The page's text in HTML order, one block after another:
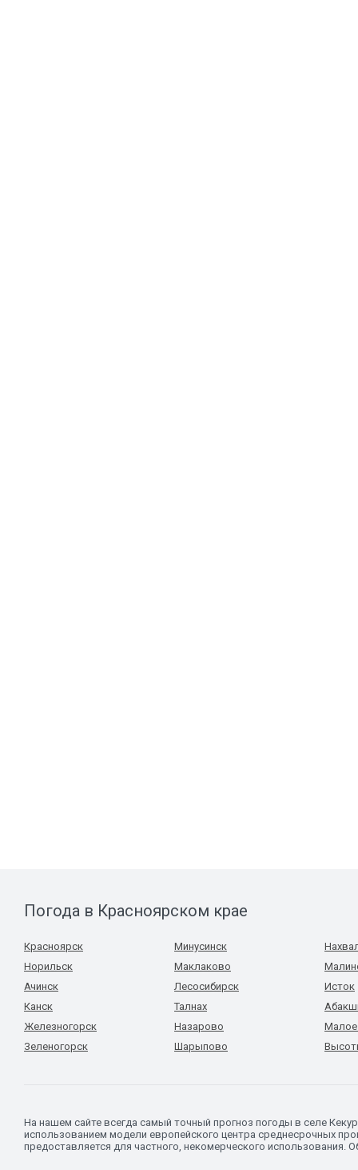
Погода в Красноярском крае
Красноярск
Норильск
Ачинск
Канск
Железногорск
Зеленогорск
Минусинск
Маклаково
Лесосибирск
Талнах
Назарово
Шарыпово
Исток
Малое
На нашем сайте всегда самый точный прогноз погоды в селе
использованием модели европейского центра среднесрочных
предоставляется для частного, некомерческого использования.